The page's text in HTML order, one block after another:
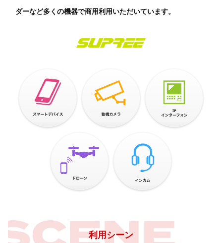
ダーなど多くの機器で商用利用いただいています。
利用シーン